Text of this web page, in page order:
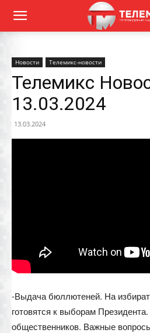
Новости Телемикс-новости
Телемикс
13.03.2024
13.03.2024
-Выдача бюллютеней. На
готовятся к выборам
общественников. Важные